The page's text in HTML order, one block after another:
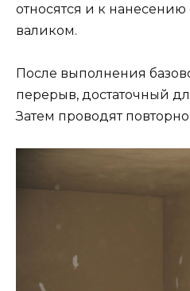
относятся и к
валиком.
После выполнения
перерыв, достаточный
Затем проводят